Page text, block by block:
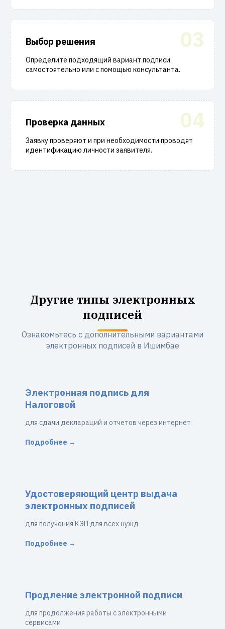
03
Выбор решения
Определите подходящий вариант подписи
самостоятельно или с помощью консультанта.
04
Проверка данных
Заявку проверяют и при необходимости проводят
идентификацию личности заявителя.
Другие типы электронных
подписей
Ознакомьтесь с дополнительными вариантами
электронных подписей в Ишимбае
Электронная подпись для
Налоговой
для сдачи деклараций и отчетов через интернет
Подробнее →
Удостоверяющий центр выдача
электронных подписей
для получения КЭП для всех нужд
Подробнее →
Продление электронной подписи
для продолжения работы с электронными
сервисами